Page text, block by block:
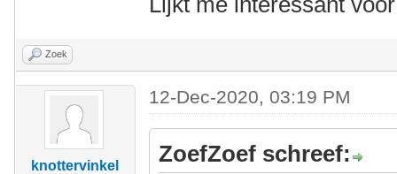
Zoek
knottervinkel
12-Dec-2020, 03:19 PM
ZoefZoef schreef: